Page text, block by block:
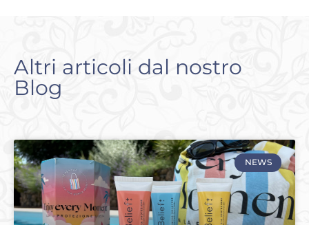
Altri articoli dal nostro
Blog
NEWS